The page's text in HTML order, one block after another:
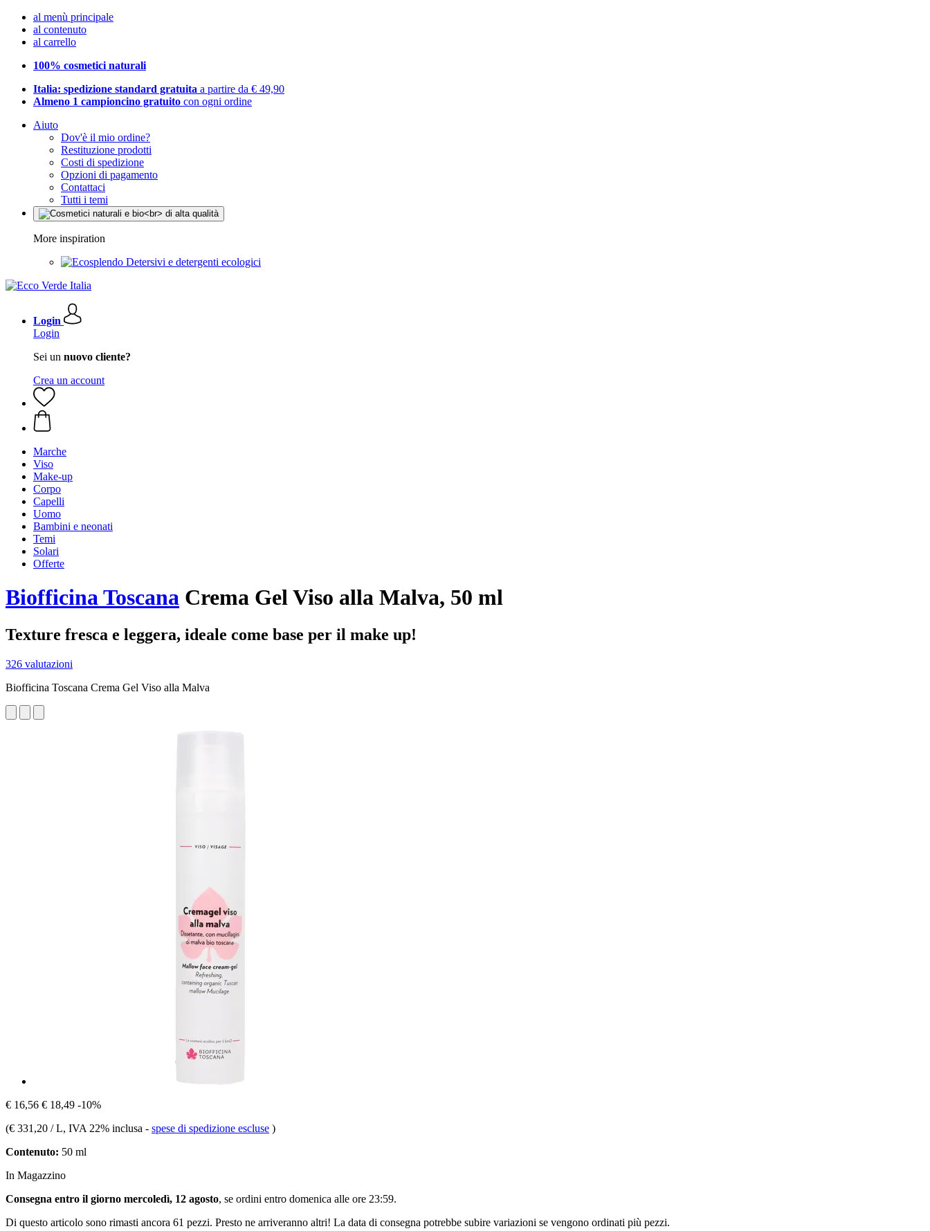
al menù principale
al contenuto
al carrello
100% cosmetici naturali
Italia: spedizione standard gratuita a partire da € 49,90
Almeno 1 campioncino gratuito con ogni ordine
Aiuto
Dov'è il mio ordine?
Restituzione prodotti
Costi di spedizione
Opzioni di pagamento
Contattaci
Tutti i temi
More inspiration
Detersivi e detergenti ecologici
Login
Login
Sei un nuovo cliente?
Crea un account
Marche
Viso
Make-up
Corpo
Capelli
Uomo
Bambini e neonati
Temi
Solari
Offerte
Biofficina Toscana Crema Gel Viso alla Malva, 50 ml
Texture fresca e leggera, ideale come base per il make up!
326 valutazioni
Biofficina Toscana Crema Gel Viso alla Malva
€ 16,56 € 18,49 -10%
(€ 331,20 / L, IVA 22% inclusa - spese di spedizione escluse )
Contenuto: 50 ml
In Magazzino
Consegna entro il giorno mercoledì, 12 agosto, se ordini entro domenica alle ore 23:59.
Di questo articolo sono rimasti ancora 61 pezzi. Presto ne arriveranno altri! La data di consegna potrebbe subire variazioni se vengono ordinati più pezzi.